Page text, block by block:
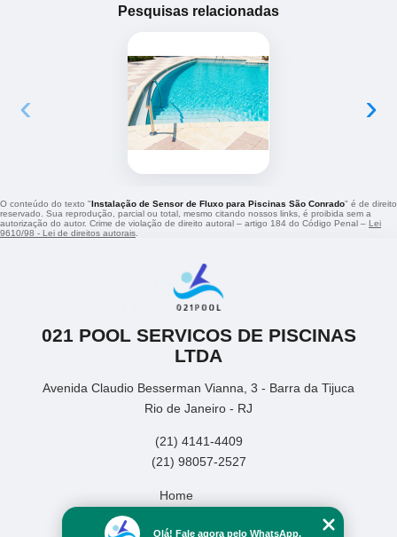
Pesquisas relacionadas
‹ ›
O conteúdo do texto "Instalação de Sensor de Fluxo para Piscinas São Conrado" é de direito
reservado. Sua reprodução, parcial ou total, mesmo citando nossos links, é proibida sem a
autorização do autor. Crime de violação de direito autoral – artigo 184 do Código Penal – Lei
9610/98 - Lei de direitos autorais
021 POOL SERVICOS DE PISCINAS
LTDA
Avenida Claudio Besserman Vianna, 3 - Barra da Tijuca
Rio de Janeiro - RJ
(21) 4141-4409
(21) 98057-2527
Home
Olá! Fale agora pelo WhatsApp.